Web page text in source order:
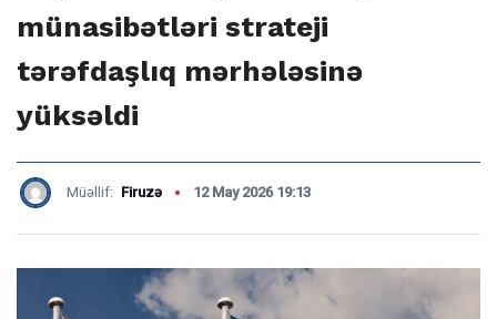
münasibətləri strateji
tərəfdaşlıq mərhələsinə
yüksəldi
Müəllif: Firuzə 12 May 2026 19:13